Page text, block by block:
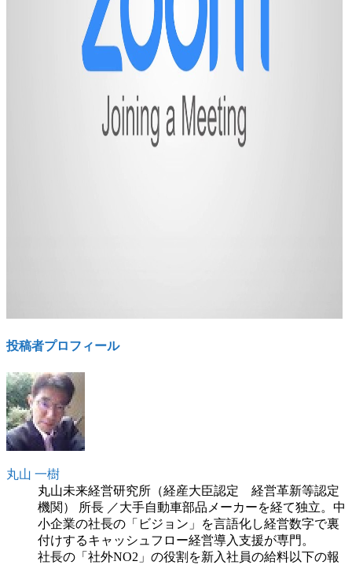
投稿者プロフィール
丸山 一樹
丸山未来経営研究所（経産大臣認定 経営革新等認定
機関） 所長 ／大手自動車部品メーカーを経て独立。中
小企業の社長の「ビジョン」を言語化し経営数字で裏
付けするキャッシュフロー経営導入支援が専門。
社長の「社外NO2」の役割を新入社員の給料以下の報